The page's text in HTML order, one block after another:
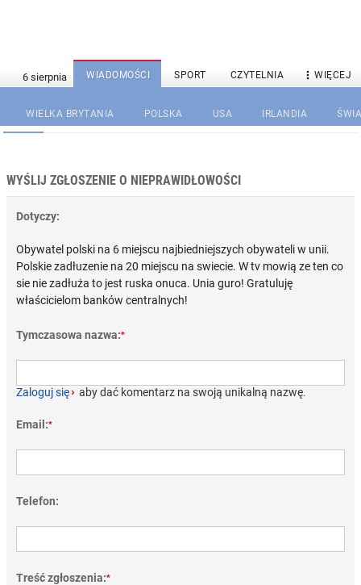
WIADOMOŚCI SPORT CZYTELNIA  WIĘCEJ
WIELKA BRYTANIA POLSKA USA IRLANDIA
WYŚLIJ ZGŁOSZENIE O NIEPRAWIDŁOWOŚCI
Dotyczy:
Obywatel polski na 6 miejscu najbiedniejszych obywateli w unii.
Polskie zadłuzenie na 20 miejscu na swiecie. W tv mowią ze ten co
sie nie zadłuża to jest ruska onuca. Unia guro! Gratuluję
właścicielom banków centralnych!
Tymczasowa nazwa:*
Zaloguj się› aby dać komentarz na swoją unikalną nazwę.
Email:*
Telefon:
Treść zgłoszenia:*